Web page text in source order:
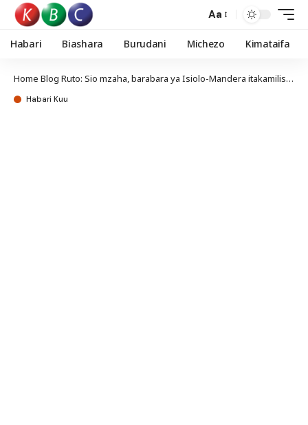
Aa
Habari Biashara Burudani Michezo Kimataifa
Home Blog Ruto: Sio mzaha, barabara ya Isiolo-Mandera itakamilishwa
Habari Kuu